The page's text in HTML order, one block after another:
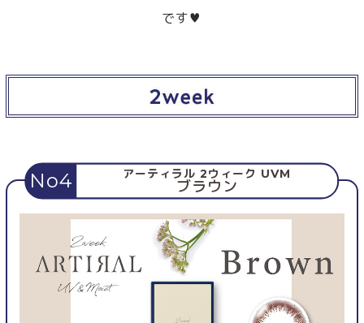
です♥
No4 アーティラル 2ウィーク UVM
ブラウン